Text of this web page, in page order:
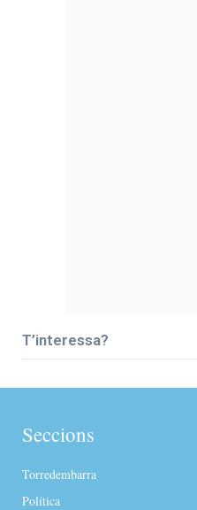
T’interessa?
Seccions
Torredembarra
Política